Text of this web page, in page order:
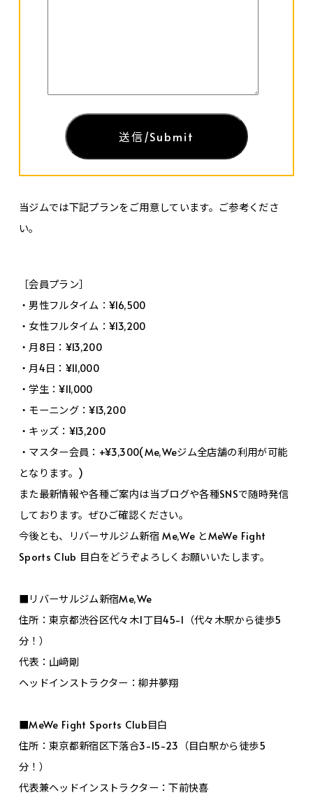
当ジムでは下記プランをご用意しています。ご参考くださ
い。
［会員プラン］
・男性フルタイム：¥16,500
・女性フルタイム：¥13,200
・月8日：¥13,200
・月4日：¥11,000
・学生：¥11,000
・モーニング：¥13,200
・キッズ：¥13,200
・マスター会員：+¥3,300(Me,Weジム全店舗の利用が可能
となります。)
また最新情報や各種ご案内は当ブログや各種SNSで随時発信
しております。ぜひご確認ください。
今後とも、リバーサルジム新宿 Me,We とMeWe Fight
Sports Club 目白をどうぞよろしくお願いいたします。
■リバーサルジム新宿Me,We
住所：東京都渋谷区代々木1丁目45-1（代々木駅から徒歩5
分！）
代表：山﨑剛
ヘッドインストラクター：柳井夢翔
■MeWe Fight Sports Club目白
住所：東京都新宿区下落合3-15-23（目白駅から徒歩5
分！）
代表兼ヘッドインストラクター：下前快喜